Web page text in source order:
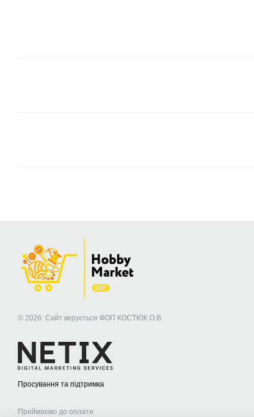
© 2026. Сайт керується ФОП КОСТЮК О.В.
Просування та підтримка
Приймаємо до оплати